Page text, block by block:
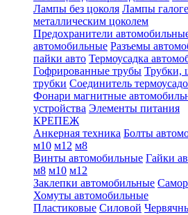
Лампы без цоколя Лампы
металлическим цоколем
Предохранители
автомобильные Разъемы
пайки авто Термоусадка
Гофрированные трубы Трубки,
трубки Соединитель
Фонари магнитные
устройства Элементы питания
КРЕПЕЖ
Анкерная техника Болты
м10 м12 м8
Винты автомобильные Гайки
м8 м10 м12
Заклепки автомобильные
Хомуты автомобильные
Пластиковые Силовой